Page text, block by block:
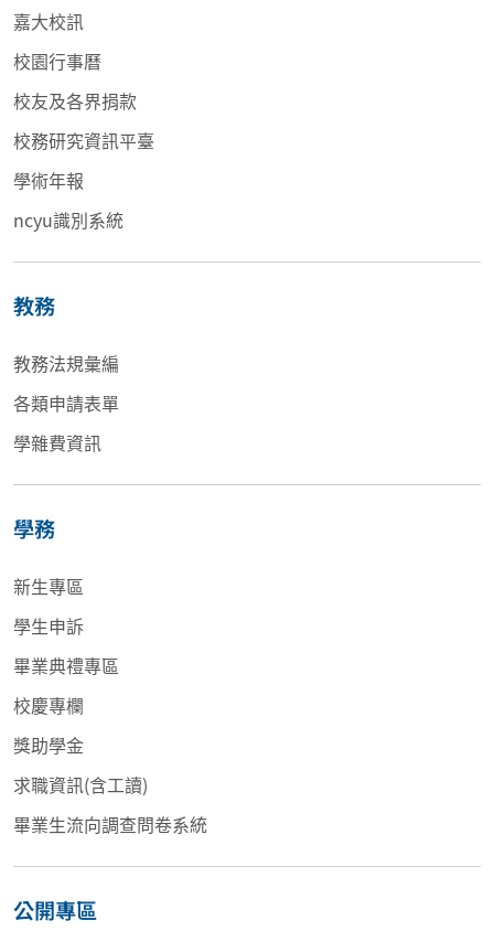
嘉大校訊
校園行事曆
校友及各界捐款
校務研究資訊平臺
學術年報
ncyu識別系統
教務
教務法規彙編
各類申請表單
學雜費資訊
學務
新生專區
學生申訴
畢業典禮專區
校慶專欄
獎助學金
求職資訊(含工讀)
畢業生流向調查問卷系統
公開專區